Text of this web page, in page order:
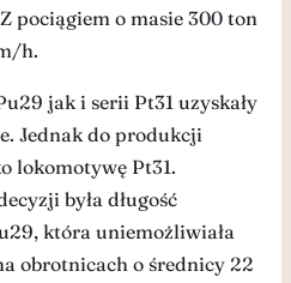
pociągiem o masie 300 ton
h.
jak i serii Pt31 uzyskały
Jednak do produkcji
lokomotywę Pt31.
była długość
która uniemożliwiała
obrotnicach o średnicy 22